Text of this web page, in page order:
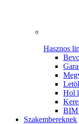
Hasznos
Hol
BIM
Szakembereknek